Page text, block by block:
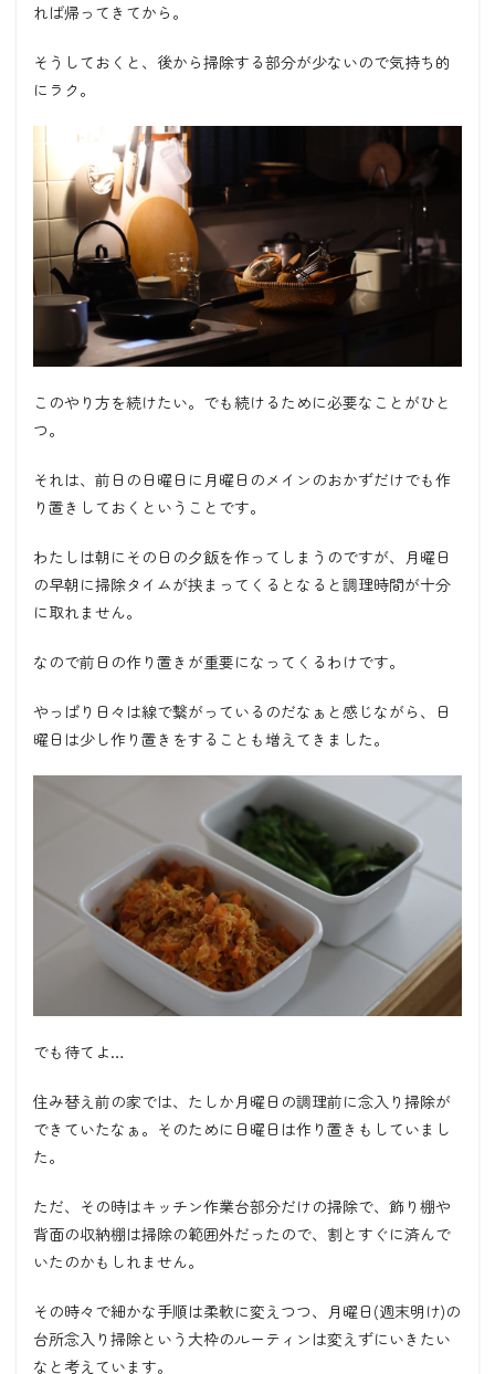
れば帰ってきてから。
そうしておくと、後から掃除する部分が少ないので気持ち的
にラク。
このやり方を続けたい。でも続けるために必要なことがひと
つ。
それは、前日の日曜日に月曜日のメインのおかずだけでも作
り置きしておくということです。
わたしは朝にその日の夕飯を作ってしまうのですが、月曜日
の早朝に掃除タイムが挟まってくるとなると調理時間が十分
に取れません。
なので前日の作り置きが重要になってくるわけです。
やっぱり日々は線で繋がっているのだなぁと感じながら、日
曜日は少し作り置きをすることも増えてきました。
でも待てよ…
住み替え前の家では、たしか月曜日の調理前に念入り掃除が
できていたなぁ。そのために日曜日は作り置きもしていまし
た。
ただ、その時はキッチン作業台部分だけの掃除で、飾り棚や
背面の収納棚は掃除の範囲外だったので、割とすぐに済んで
いたのかもしれません。
その時々で細かな手順は柔軟に変えつつ、月曜日(週末明け)の
台所念入り掃除という大枠のルーティンは変えずにいきたい
なと考えています。